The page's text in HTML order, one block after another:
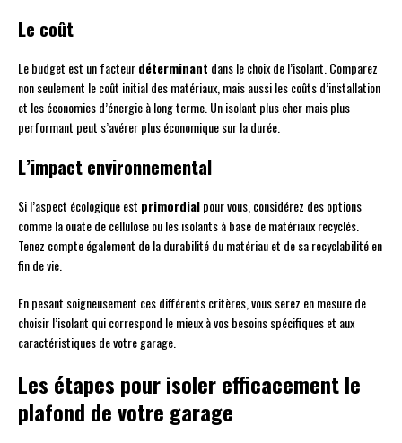
Le coût
Le budget est un facteurdéterminant dans le choix de l’isolant. Comparez
non seulement le coût initial des matériaux, mais aussi les coûts d’installation
et les économies d’énergie à long terme. Un isolant plus cher mais plus
performant peut s’avérer plus économique sur la durée.
L’impact environnemental
Si l’aspect écologique est primordialpour vous, considérez des options
comme la ouate de cellulose ou les isolants à base de matériaux recyclés.
Tenez compte également de la durabilité du matériau et de sa recyclabilité en
fin de vie.
En pesant soigneusement ces différents critères, vous serez en mesure de
choisir l’isolant qui correspond le mieux à vos besoins spécifiques et aux
caractéristiques de votre garage.
Les étapes pour isoler efficacement le
plafond de votre garage